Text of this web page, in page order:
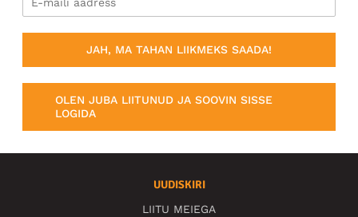
JAH, MA TAHAN LIIKMEKS SAADA!
OLEN JUBA LIITUNUD JA SOOVIN SISSE
LOGIDA
UUDISKIRI
LIITU MEIEGA